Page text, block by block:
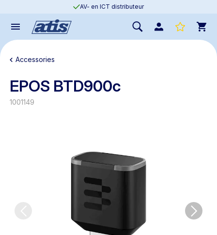
AV- en ICT distributeur
Accessories
EPOS BTD900c
1001149